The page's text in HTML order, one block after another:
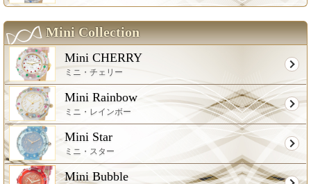
Mini Collection
Mini CHERRY
ミニ・チェリー
Mini Rainbow
ミニ・レインボー
Mini Star
ミニ・スター
Mini Bubble